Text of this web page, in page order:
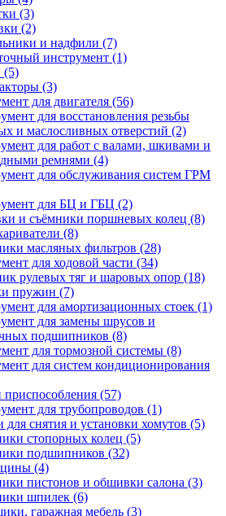
(3)
(2)
и надфили (7)
инструмент (1)
(5)
(3)
для двигателя (56)
для восстановления резьбы
и маслосливных отверстий (2)
для работ с валами, шкивами и
ремнями (4)
для обслуживания систем ГРМ
для БЦ и ГБЦ (2)
и съёмники поршневых колец (8)
(8)
масляных фильтров (28)
для ходовой части (34)
рулевых тяг и шаровых опор (18)
пружин (7)
для амортизационных стоек (1)
для замены шрусов и
подшипников (8)
для тормозной системы (8)
для систем кондиционирования
(57)
для трубопроводов (1)
снятия и установки хомутов (5)
стопорных колец (5)
подшипников (32)
(4)
пистонов и обшивки салона (3)
шпилек (6)
гаражная мебель (3)